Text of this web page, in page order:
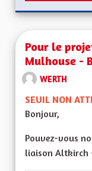
Pour le
Mulhouse -
WERTH
SEUIL NON
Bonjour,
Pouvez-vous
liaison Altkirch